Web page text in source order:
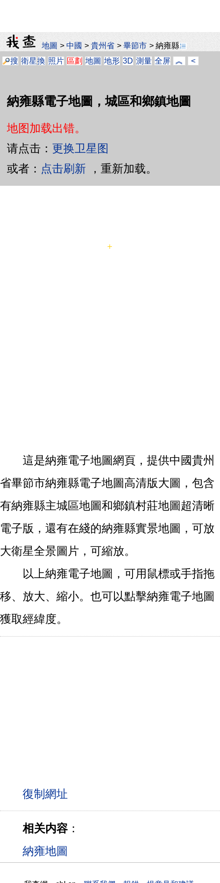
地圖 >中國 >貴州省 >畢節市 >納雍縣
搜 衛星換 照片 區劃 地圖 地形 3D 測量 全屏 ︽ <
納雍縣電子地圖，城區和鄉鎮地圖
地图加载出错。
请点击： 更换卫星图
或者： 点击刷新 ，重新加载。
這是納雍電子地圖網頁，提供中國貴州
省畢節市納雍縣電子地圖高清版大圖，包含
有納雍縣主城區地圖和鄉鎮村莊地圖超清晰
電子版，還有在綫的納雍縣實景地圖，可放
大衛星全景圖片，可縮放。
以上納雍電子地圖，可用鼠標或手指拖
移、放大、縮小。也可以點擊納雍電子地圖
獲取經緯度。
相关内容：
納雍地圖